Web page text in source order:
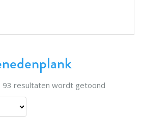
93 resultaten wordt getoond